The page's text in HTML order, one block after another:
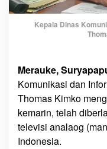
Kepala Dinas
Merauke,
Komunikasi dan
Thomas Kimko
kemarin, telah
televisi analaog
Indonesia.